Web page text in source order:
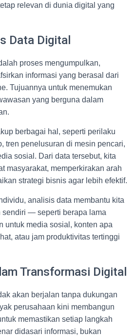
relevan di dunia digital yang
Data Digital
proses mengumpulkan,
informasi yang berasal dari
Tujuannya untuk menemukan
yang berguna dalam
berbagai hal, seperti perilaku
tren penelusuran di mesin pencari,
sosial. Dari data tersebut, kita
masyarakat, memperkirakan arah
strategi bisnis agar lebih efektif.
analisis data membantu kita
sendiri — seperti berapa lama
untuk media sosial, konten apa
atau jam produktivitas tertinggi
Transformasi Digital
akan berjalan tanpa dukungan
perusahaan kini membangun
memastikan setiap langkah
didasari informasi, bukan